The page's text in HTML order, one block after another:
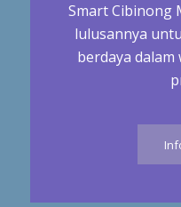
Smart Cibinong
lulusannya
berdaya dalam